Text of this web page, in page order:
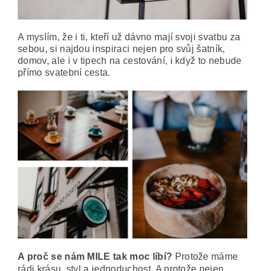
A myslím, že i ti, kteří už dávno mají svoji svatbu za
sebou, si najdou inspiraci nejen pro svůj šatník,
domov, ale i v tipech na cestování, i když to nebude
přímo svatební cesta.
A proč se nám MILE tak moc líbí? Protože máme
rádi krásu, styl a jednoduchost. A protože nejen